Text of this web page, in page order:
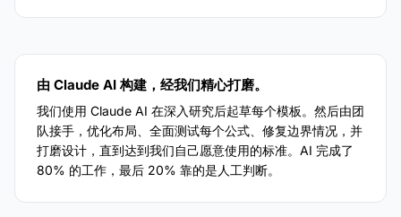
由 Claude AI 构建，经我们精心打磨。
我们使用 Claude AI 在深入研究后起草每个模板。然后由团
队接手，优化布局、全面测试每个公式、修复边界情况，并
打磨设计，直到达到我们自己愿意使用的标准。AI 完成了
80% 的工作，最后 20% 靠的是人工判断。